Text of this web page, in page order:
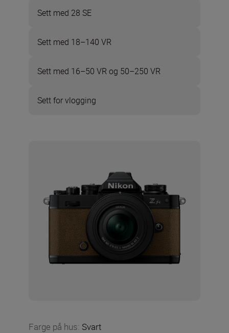
Sett med 28 SE
Sett med 18–140 VR
Sett med 16–50 VR og 50–250 VR
Sett for vlogging
Farge på hus: Svart